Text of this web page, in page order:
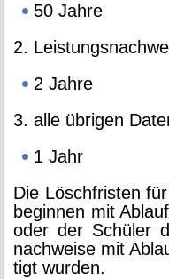
50 Jahre
2.
2 Jahre
3. alle üb­ri­gen
1 Jahr
Die Lösch­fris­ten
be­gin­nen mit
oder der Schü­ler
nach­wei­se mit
tigt wur­den.